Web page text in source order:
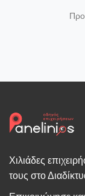
Χιλιάδες
τους στο